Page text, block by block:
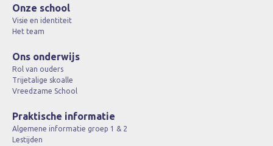
Onze school
Visie en identiteit
Het team
Ons onderwijs
Rol van ouders
Trijetalige skoalle
Vreedzame School
Praktische informatie
Algemene informatie groep 1 & 2
Lestijden